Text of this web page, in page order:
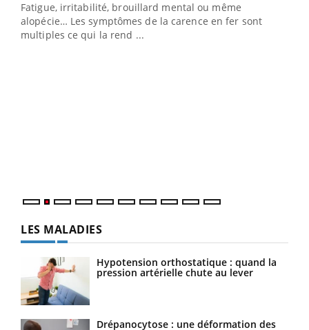
Fatigue, irritabilité, brouillard mental ou même
alopécie… Les symptômes de la carence en fer sont
multiples ce qui la rend ...
LES MALADIES
Hypotension orthostatique : quand la
pression artérielle chute au lever
Drépanocytose : une déformation des